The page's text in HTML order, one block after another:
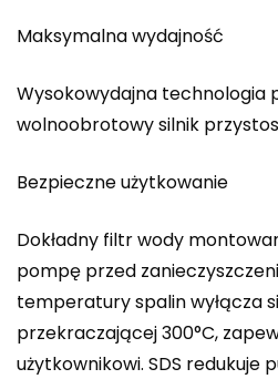
Maksymalna wydajność
Wysokowydajna technologia
wolnoobrotowy silnik
Bezpieczne użytkowanie
Dokładny filtr wody
pompę przed
temperatury spalin wyłącza
przekraczającej 300°C,
użytkownikowi. SDS redukuje